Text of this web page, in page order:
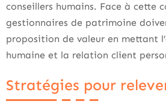
conseillers humains. Face à cette
gestionnaires de patrimoine
proposition de valeur en mettant
humaine et la relation client
Stratégies pour